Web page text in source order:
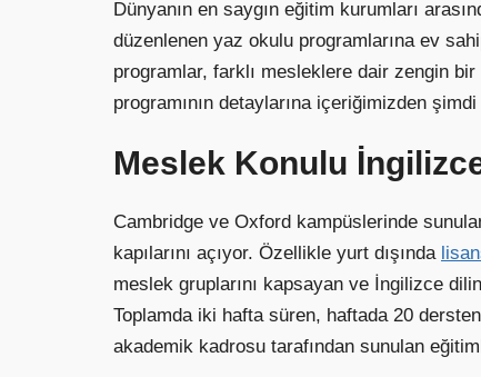
Dünyanın en saygın eğitim kurumları
düzenlenen yaz okulu programlarına ev
programlar, farklı mesleklere dair zengin
programının detaylarına içeriğimizden
Meslek Konulu
Cambridge ve Oxford kampüslerinde
kapılarını açıyor. Özellikle yurt dışında
meslek gruplarını kapsayan ve İngilizce
Toplamda iki hafta süren, haftada 20
akademik kadrosu tarafından sunulan